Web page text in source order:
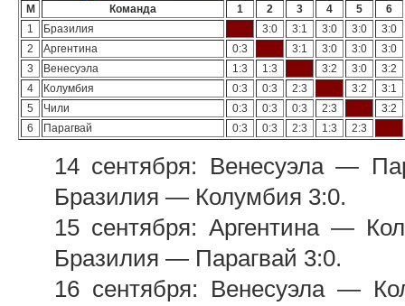
М Команда 1 2 3 4 5
6
1
Бразилия 3:0 3:1 3:0 3:0
3:0
2
Аргентина 0:3 3:1 3:0 3:0
3:0
3
Венесуэла 1:3 1:3 3:2 3:0
3:2
4
Колумбия 0:3 0:3 2:3 3:2
3:1
5
Чили 0:3 0:3 0:3 2:3
3:2
6
Парагвай 0:3 0:3 2:3 1:3 2:3
14 сентября: Венесуэла —
Бразилия — Колумбия 3:0.
15 сентября: Аргентина —
Бразилия — Парагвай 3:0.
16 сентября: Венесуэла —